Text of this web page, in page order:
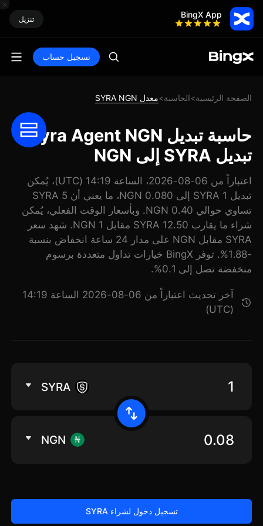
BingX App تنزيل
تسجيل حساب
الصفحة الرئيسية>الحاسبة>معدل SYRA NGN
حاسبة تبديل Syra Agent NGN:
تبديل SYRA إلى NGN
اعتباراً من 06-08-2026، الساعة 14:19 (UTC)، يُمكن
تبديل 1 SYRA إلى 0.080 NGN، ما يعني أن 5 SYRA
تساوي حوالي 0.40 NGN. وبأسعار الوقت الفعلي، يُمكن
شراء ما يقارب 12.50 SYRA مقابل 1 NGN. شهد سعر
SYRA مقابل NGN على مدار 24 ساعة انخفاض بنسبة
-1.88%. توفر BingX خيارات تداول متعددة برسوم
منخفضة تصل إلى 0.1%.
آخر تحديث اعتباراً من 06-08-2026 الساعة 14:19
(UTC)
SYRA
NGN
تسجيل دخول لشراء SYRA